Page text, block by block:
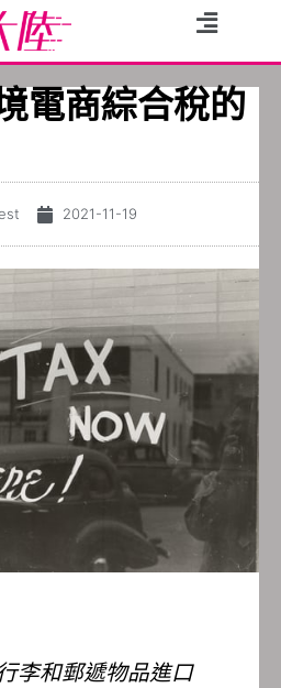
電商綜合稅的
2021-11-19
李和郵遞物品進口